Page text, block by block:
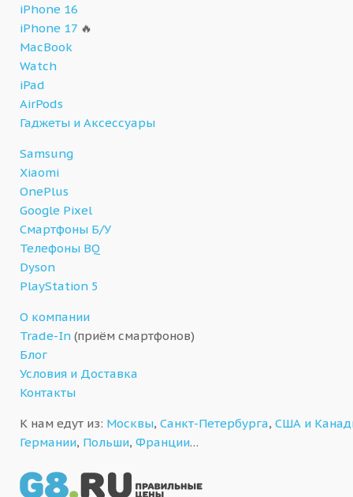
iPhone 16
iPhone 17 🔥
MacBook
Watch
iPad
AirPods
Гаджеты и Аксессуары
Samsung
Xiaomi
OnePlus
Google Pixel
Смартфоны Б/У
Телефоны BQ
Dyson
PlayStation 5
О компании
Trade-In (приём смартфонов)
Блог
Условия и Доставка
Контакты
К нам едут из: Москвы, Санкт-Петербурга, США и
Германии, Польши, Франции…